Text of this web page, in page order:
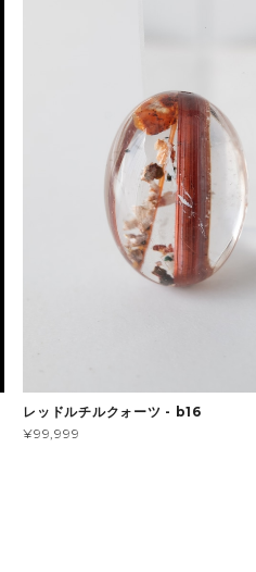
レッドルチルクォーツ - b16
¥99,999